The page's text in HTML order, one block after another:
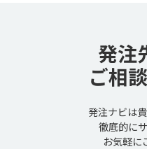
発注
ご相
発注ナビは
徹底的に
お気軽に